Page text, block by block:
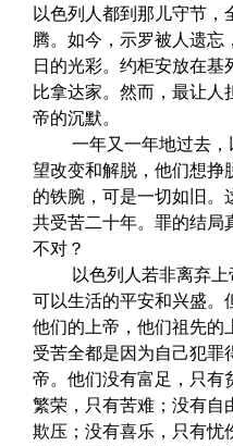
以色列人都到那儿守节，
腾。如今，示罗被人遗忘
日的光彩。约柜安放在基
比拿达家。然而，最让人
帝的沉默。
一年又一年地过去，
望改变和解脱，他们想挣
的铁腕，可是一切如旧。
共受苦二十年。罪的结局
不对？
以色列人若非离弃上
可以生活的平安和兴盛。
他们的上帝，他们祖先的
受苦全都是因为自己犯罪
帝。他们没有富足，只有
繁荣，只有苦难；没有自
欺压；没有喜乐，只有忧